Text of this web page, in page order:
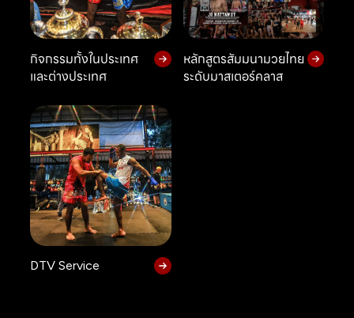
กิจกรรมทั้งในประเทศ
และต่างประเทศ
หลักสูตรสัมมนามวยไทย
ระดับมาสเตอร์คลาส
DTV Service